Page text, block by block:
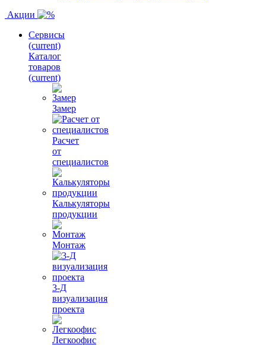
Акции
Сервисы
(current)
Каталог
товаров
(current)
Замер
Расчет
от
специалистов
Калькуляторы
продукции
Монтаж
3-Д
визуализация
проекта
Легкоофис